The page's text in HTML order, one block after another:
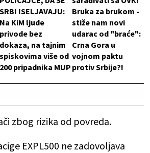
SRBI ISELJAVAJU:
Na KiM ljude
privode bez
dokaza, na tajnim
spiskovima više od
200 pripadnika MUP
Bruka za brukom -
stiže nam novi
udarac od "braće":
Crna Gora u
vojnom paktu
protiv Srbije?!
zbog rizika od povreda.
EXPL500 ne zadovoljava